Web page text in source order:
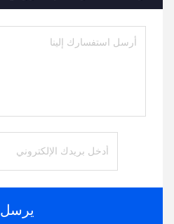
يرسل